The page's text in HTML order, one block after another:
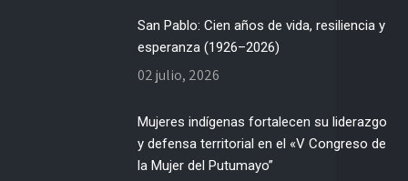
San Pablo: Cien años de vida, resiliencia y
esperanza (1926–2026)
02 julio, 2026
Mujeres indígenas fortalecen su liderazgo
y defensa territorial en el «V Congreso de
la Mujer del Putumayo”